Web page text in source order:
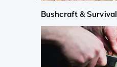
Bushcraft & Survival